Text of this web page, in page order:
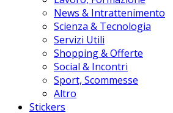
News & Intrattenimento
Scienza & Tecnologia
Servizi Utili
Shopping & Offerte
Social & Incontri
Sport, Scommesse
Altro
Stickers